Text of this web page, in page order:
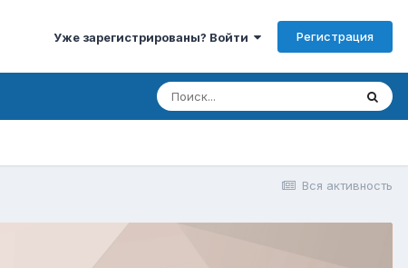
Уже зарегистрированы? Войти Регистрация
Вся активность